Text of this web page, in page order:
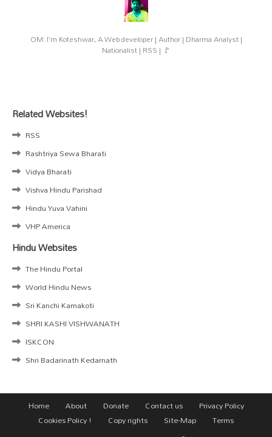
OM: I'm Koteshwar, A Web developer | Author | Dharma Analyst |
Nationalist | RSS | 🚩
Related Websites!
RSS
Rashtriya Sewa Bharati
Vidya Bharati
Vishva Hindu Parishad
Hindu Yuva Vahini
VHP America
Hindu Websites
The Hindu Portal
World Hindu News
Sri Kanchi Kamakoti
SHRI KASHI VISHWANATH
ISKCON
Shri Badarinath Kedarnath
Home About Donate Contact us
Privacy Policy
Cookies Policy !
Copy rights Site-Map Terms